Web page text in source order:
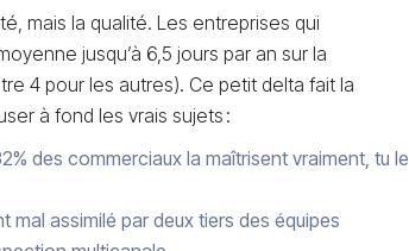
mais la qualité. Les entreprises qui
jusqu’à 6,5 jours par an sur la
4 pour les autres). Ce petit delta fait la
à fond les vrais sujets :
des commerciaux la maîtrisent vraiment, tu le
mal assimilé par deux tiers des équipes